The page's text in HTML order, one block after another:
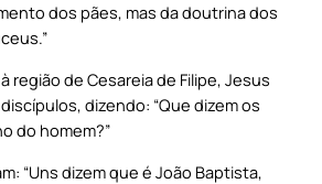
dos pães, mas da doutrina dos
região de Cesareia de Filipe, Jesus
dizendo: “Que dizem os
do homem?”
“Uns dizem que é João Baptista,